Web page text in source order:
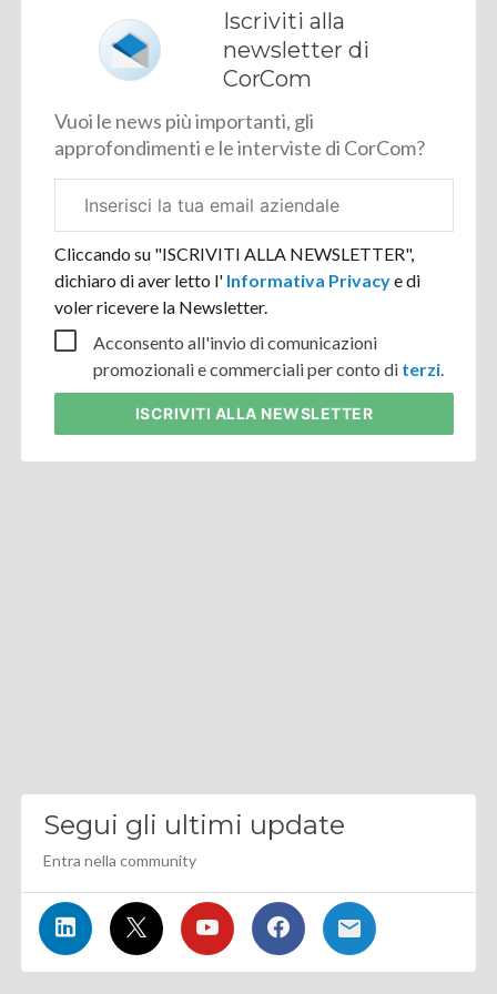
Iscriviti alla
newsletter di
CorCom
Vuoi le news più importanti, gli
approfondimenti e le interviste di CorCom?
aziendale
Cliccando su "ISCRIVITI ALLA NEWSLETTER",
dichiaro di aver letto l' Informativa Privacye di
voler ricevere la Newsletter.
Acconsento all'invio di comunicazioni
promozionali e commerciali per conto di terzi
ISCRIVITI ALLA NEWSLETTER
Segui gli ultimi update
Entra nella community